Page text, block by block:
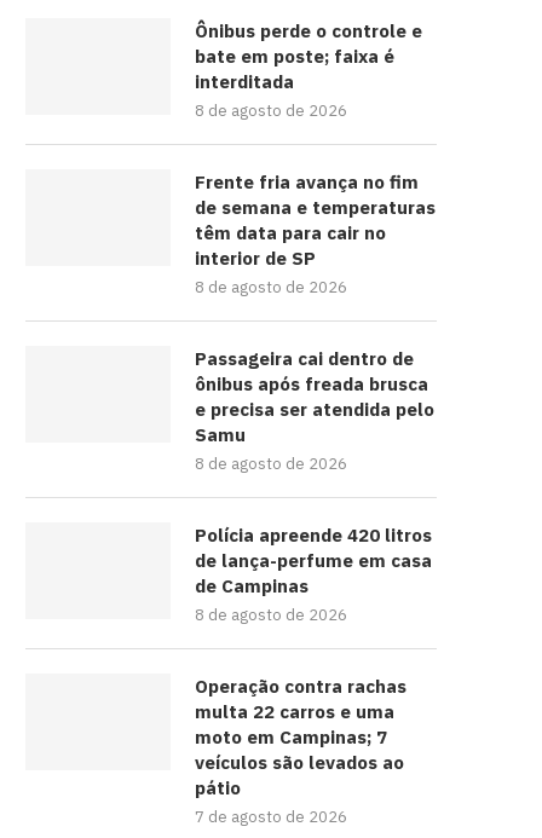
Ônibus perde o controle e
bate em poste; faixa é
interditada
8 de agosto de 2026
Frente fria avança no fim
de semana e temperaturas
têm data para cair no
interior de SP
8 de agosto de 2026
Passageira cai dentro de
ônibus após freada brusca
e precisa ser atendida pelo
Samu
8 de agosto de 2026
Polícia apreende 420 litros
de lança-perfume em casa
de Campinas
8 de agosto de 2026
Operação contra rachas
multa 22 carros e uma
moto em Campinas; 7
veículos são levados ao
pátio
7 de agosto de 2026